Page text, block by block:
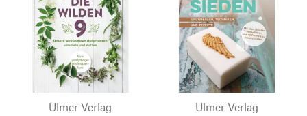
Ulmer Verlag
Ulmer Verlag